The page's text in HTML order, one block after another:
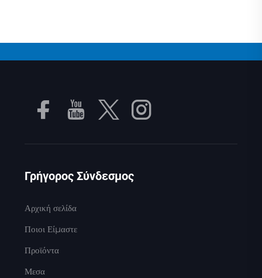
Γρήγορος Σύνδεσμος
Αρχική σελίδα
Ποιοι Είμαστε
Προϊόντα
Μεσα